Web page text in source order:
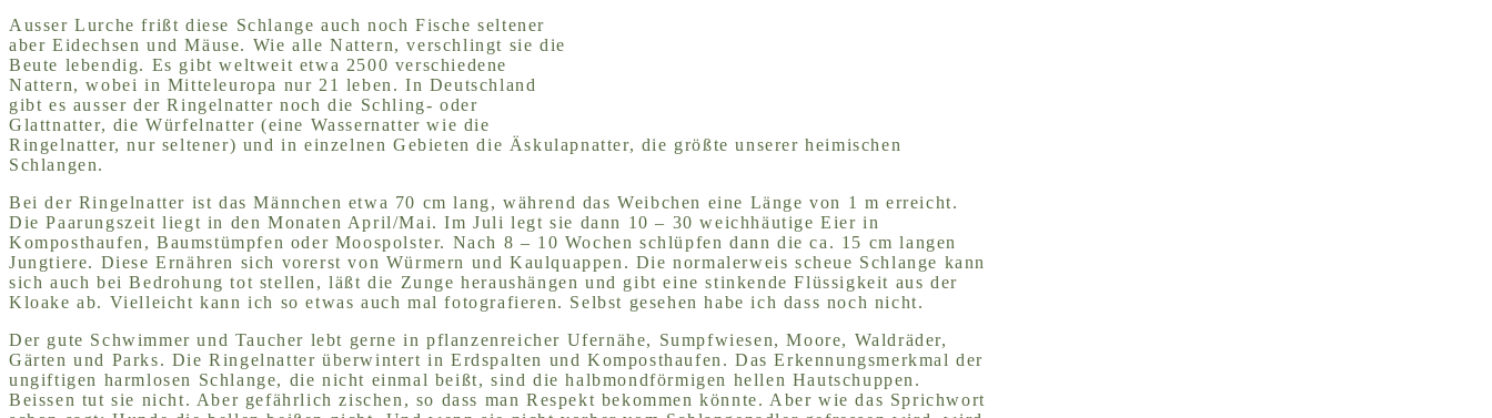
Ausser Lurche frißt diese Schlange auch noch Fische seltener
aber Eidechsen und Mäuse. Wie alle Nattern, verschlingt sie die
Beute lebendig. Es gibt weltweit etwa 2500 verschiedene
Nattern, wobei in Mitteleuropa nur 21 leben. In Deutschland
gibt es ausser der Ringelnatter noch die Schling- oder
Glattnatter, die Würfelnatter (eine Wassernatter wie die
Ringelnatter, nur seltener) und in einzelnen Gebieten die Äskulapnatter, die größte unserer heimischen
Schlangen.
Bei der Ringelnatter ist das Männchen etwa 70 cm lang, während das Weibchen eine Länge von 1 m erreicht.
Die Paarungszeit liegt in den Monaten April/Mai. Im Juli legt sie dann 10 – 30 weichhäutige Eier in
Komposthaufen, Baumstümpfen oder Moospolster. Nach 8 – 10 Wochen schlüpfen dann die ca. 15 cm langen
Jungtiere. Diese Ernähren sich vorerst von Würmern und Kaulquappen. Die normalerweis scheue Schlange kann
sich auch bei Bedrohung tot stellen, läßt die Zunge heraushängen und gibt eine stinkende Flüssigkeit aus der
Kloake ab. Vielleicht kann ich so etwas auch mal fotografieren. Selbst gesehen habe ich dass noch nicht.
Der gute Schwimmer und Taucher lebt gerne in pflanzenreicher Ufernähe, Sumpfwiesen, Moore, Waldräder,
Gärten und Parks. Die Ringelnatter überwintert in Erdspalten und Komposthaufen. Das Erkennungsmerkmal der
ungiftigen harmlosen Schlange, die nicht einmal beißt, sind die halbmondförmigen hellen Hautschuppen.
Beissen tut sie nicht. Aber gefährlich zischen, so dass man Respekt bekommen könnte. Aber wie das Sprichwort